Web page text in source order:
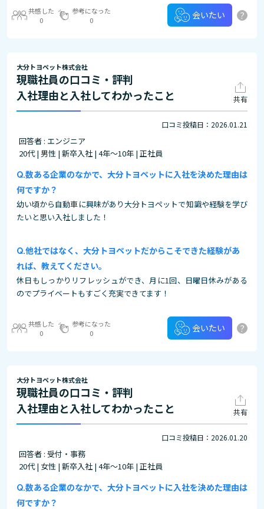
共感した
0
参考になった
0
会いたい ?
大分トヨペット株式会社
現職社員の口コミ・評判
入社理由と入社してわかったこと
共有
口コミ投稿日：2026.01.21
回答者 : エンジニア
20代 | 男性 | 新卒入社 | 4年～10年 | 正社員
数ある企業のなかで、大分トヨペットに入社を決めた理由は
何ですか？
幼い頃から自動車に興味があり大分トヨペットで知識や経験を学び
たいと思い入社しました！
他社ではなく、大分トヨペットだからこそできた経験があ
れば、教えてください。
休日もしっかりリフレッシュができ、月に1回、日曜日休みがある
のでプライベートもすごく充実できてます！
共感した
0
参考になった
0
会いたい ?
大分トヨペット株式会社
現職社員の口コミ・評判
入社理由と入社してわかったこと
共有
口コミ投稿日：2026.01.20
回答者 : 受付・事務
20代 | 女性 | 新卒入社 | 4年～10年 | 正社員
数ある企業のなかで、大分トヨペットに入社を決めた理由は
何ですか？